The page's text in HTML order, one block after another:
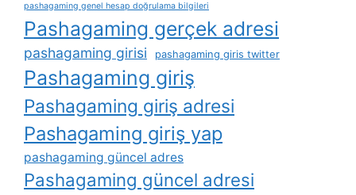
pashagaming genel hesap doğrulama bilgileri
Pashagaming gerçek adresi
pashagaming girisi pashagaming giris twitter
Pashagaming giriş
Pashagaming giriş adresi
Pashagaming giriş yap
pashagaming güncel adres
Pashagaming güncel adresi